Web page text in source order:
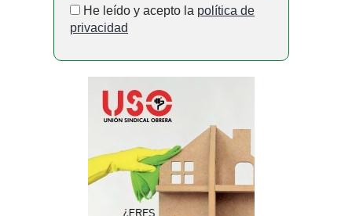
He leído y acepto la política de
privacidad